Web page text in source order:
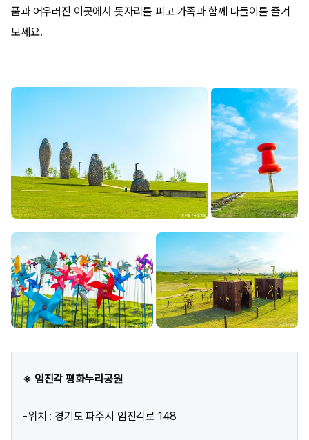
품과 어우러진 이곳에서 돗자리를 피고 가족과 함께 나들이를 즐겨
보세요.
※ 임진각 평화누리공원
-위치 : 경기도 파주시 임진각로 148